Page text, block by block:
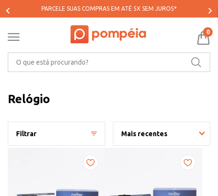
PARCELE SUAS COMPRAS EM ATÉ 5X SEM JUROS*
0
Relógio
Filtrar Mais recentes